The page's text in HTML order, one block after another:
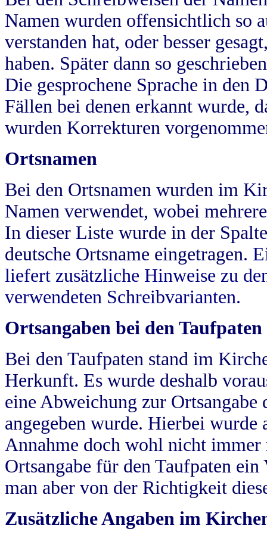
Namen wurden offensichtlich so
verstanden hat, oder besser
haben. Später dann so
Die gesprochene Sprache in
Fällen bei denen erkannt wurde,
wurden Korrekturen
Ortsnamen
Bei den Ortsnamen wurden im
Namen verwendet, wobei
In dieser Liste wurde in der
deutsche Ortsname eingetragen.
liefert zusätzliche Hinweise zu
verwendeten Schreibvarianten.
Ortsangaben bei den Taufpaten
Bei den Taufpaten stand im
Herkunft. Es wurde deshalb
eine Abweichung zur
angegeben wurde. Hierbei wurde
Annahme doch wohl nicht
Ortsangabe für den Taufpaten
man aber von der Richtigkeit
Zusätzliche Angaben im